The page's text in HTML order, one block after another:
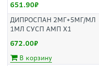
651.90
ДИПРОСПАН 2МГ+5МГ/МЛ
1МЛ СУСП АМП Х1
672.00
В корзину